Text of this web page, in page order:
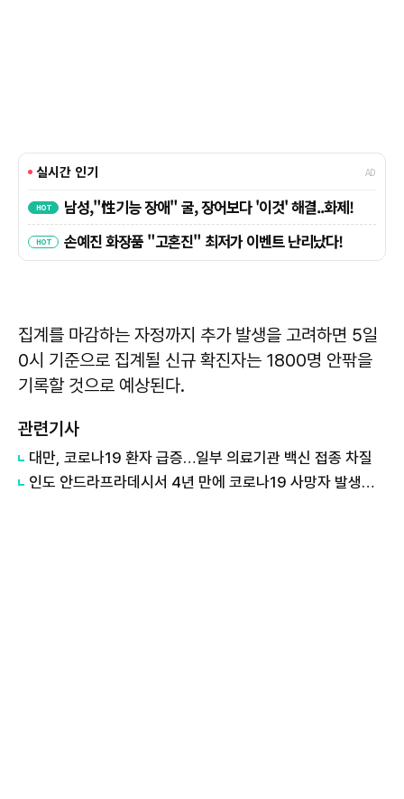
집계를 마감하는 자정까지 추가 발생을 고려하면 5일
0시 기준으로 집계될 신규 확진자는 1800명 안팎을
기록할 것으로 예상된다.
관련기사
대만, 코로나19 환자 급증…일부 의료기관 백신 접종 차질
인도 안드라프라데시서 4년 만에 코로나19 사망자 발생…주 전역 경계령